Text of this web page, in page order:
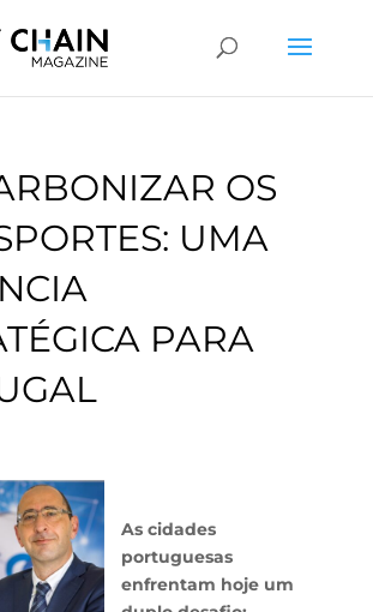
OS
UMA
PARA
As cidades
portuguesas
enfrentam hoje um